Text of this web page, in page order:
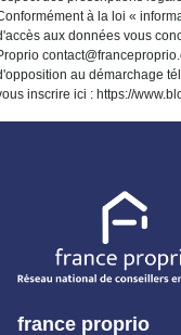
à la loi «
aux données vous
au démarchage
inscrire ici : https://
france proprio